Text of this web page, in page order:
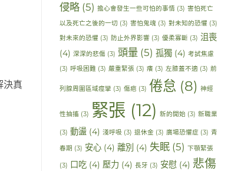
決真
侵略(5) 擔心會發生一些可怕的事情 (3) 害怕死亡
以及死亡之後的一切 (3) 害怕鬼魂 (3) 對未知的恐懼 (3)
對未來的恐懼 (3) 防止外界影響 (3) 優柔寡斷 (3) 沮喪
(4) 深深的悲傷(3) 頭暈 (5) 孤獨(4) 考試焦慮
(3) 呼吸困難 (3) 嚴重緊張 (3) 癢 (3) 左膝蓋不適 (3) 前
列腺周圍區域痙攣 (3) 傷疤 (3) 倦怠 (8) 神經
性抽搐 (3) 緊張 (12) 新的開始 (3) 新職業
(3) 動盪(4) 淺呼吸 (3) 退休金 (3) 廣場恐懼症(3) 青
春期 (3) 安心(4) 離別 (4) 失眠(5) 下顎緊張
(3) 口吃(4) 壓力 (4) 長牙 (3) 安慰(4) 悲傷